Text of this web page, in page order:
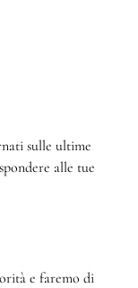
sulle ultime
alle tue
e faremo di